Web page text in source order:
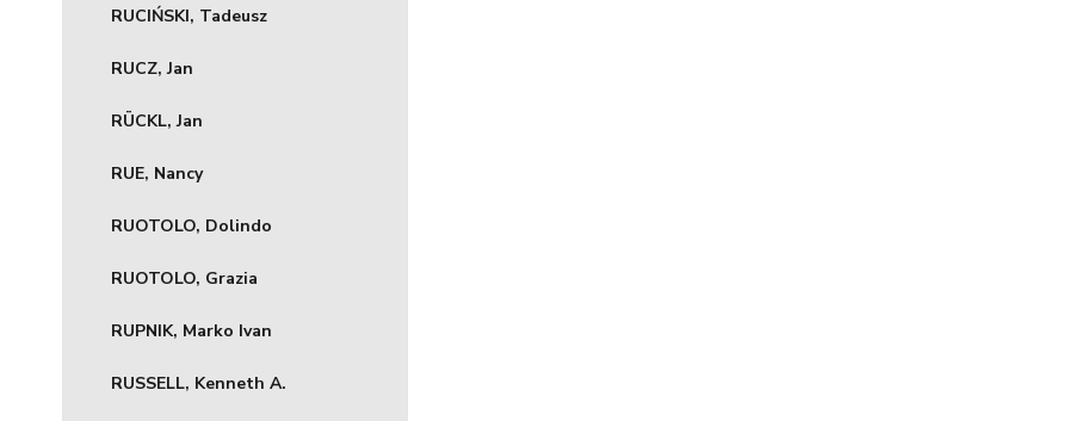
RUCIŃSKI, Tadeusz
RUCZ, Jan
RÜCKL, Jan
RUE, Nancy
RUOTOLO, Dolindo
RUOTOLO, Grazia
RUPNIK, Marko Ivan
RUSSELL, Kenneth A.